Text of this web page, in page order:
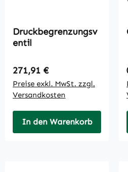
Druckbegrenzungsv
entil
Regulärer Preis:
271,91 €
Preise exkl. MwSt. zzgl.
Versandkosten
In den Warenkorb